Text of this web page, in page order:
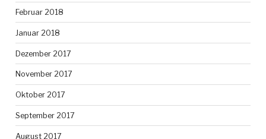
Februar 2018
Januar 2018
Dezember 2017
November 2017
Oktober 2017
September 2017
August 2017